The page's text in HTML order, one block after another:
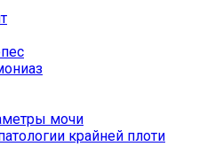
мочи
крайней плоти